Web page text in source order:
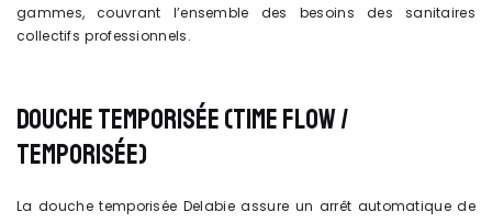
gammes, couvrant l’ensemble des besoins des sanitaires
collectifs professionnels.
DOUCHE TEMPORISÉE (TIME FLOW /
TEMPORISÉE)
La douche temporisée Delabie assure un arrêt automatique de